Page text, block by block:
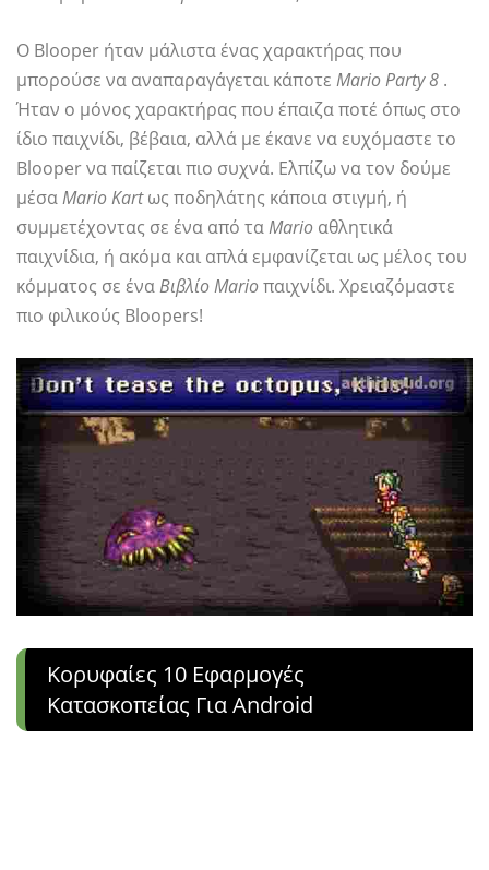
Ο Blooper ήταν μάλιστα ένας χαρακτήρας που
μπορούσε να αναπαραγάγεται κάποτε Mario Party 8 .
Ήταν ο μόνος χαρακτήρας που έπαιζα ποτέ όπως στο
ίδιο παιχνίδι, βέβαια, αλλά με έκανε να ευχόμαστε το
Blooper να παίζεται πιο συχνά. Ελπίζω να τον δούμε
μέσαMario Kartως ποδηλάτης κάποια στιγμή, ή
συμμετέχοντας σε ένα από ταMario αθλητικά
παιχνίδια, ή ακόμα και απλά εμφανίζεται ως μέλος του
κόμματος σε έναΒιβλίο Marioπαιχνίδι. Χρειαζόμαστε
πιο φιλικούς Bloopers!
Κορυφαίες 10 Εφαρμογές
Κατασκοπείας Για Android